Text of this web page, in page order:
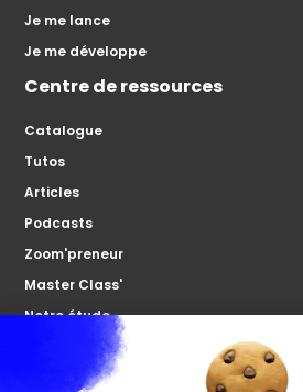
Je me lance
Je me développe
Centre de ressources
Catalogue
Tutos
Articles
Podcasts
Zoom'preneur
Master Class'
Notre étude
À propos